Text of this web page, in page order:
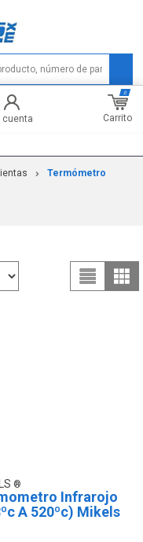
cuenta Carrito
0
Termómetro
Infrarojo
A 520ºc) Mikels